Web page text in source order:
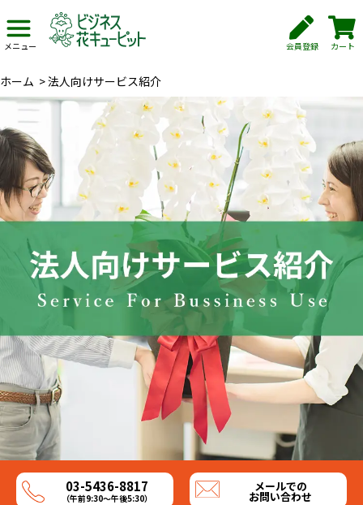
メニュー 会員登録 カート
ホーム >法人向けサービス紹介
03-5436-8817
（午前9:30～午後5:30）
メールでの
お問い合わせ